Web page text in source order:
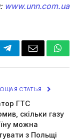
www.unn.com.ua
TelegramEmail
СТАТЬЯ
ГТС
скільки газу
можна
з Польщі